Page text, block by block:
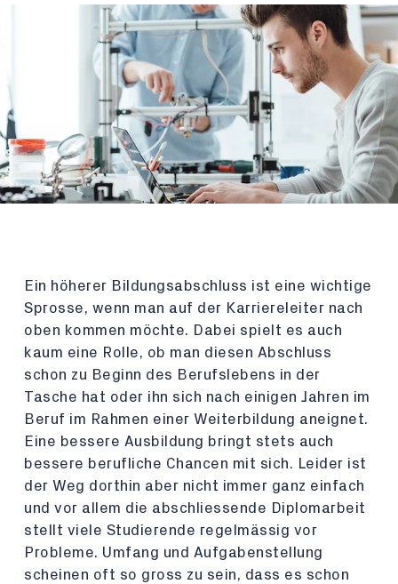
Ein höherer Bildungsabschluss ist eine wichtige
Sprosse, wenn man auf der Karriereleiter nach
oben kommen möchte. Dabei spielt es auch
kaum eine Rolle, ob man diesen Abschluss
schon zu Beginn des Berufslebens in der
Tasche hat oder ihn sich nach einigen Jahren im
Beruf im Rahmen einer Weiterbildung aneignet.
Eine bessere Ausbildung bringt stets auch
bessere berufliche Chancen mit sich. Leider ist
der Weg dorthin aber nicht immer ganz einfach
und vor allem die abschliessende Diplomarbeit
stellt viele Studierende regelmässig vor
Probleme. Umfang und Aufgabenstellung
scheinen oft so gross zu sein, dass es schon